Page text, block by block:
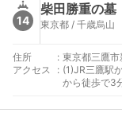
14
柴田勝重の墓
東京都 / 千歳烏山
住所 : 東京都三鷹
アクセス
: (1)JR三鷹駅からバス
から徒歩で3